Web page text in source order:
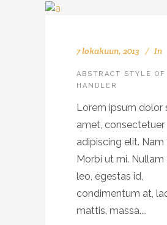
7 lokakuun, 2013 In
ABSTRACT STYLE OF
HANDLER
Lorem ipsum dolor
amet, consectetuer
adipiscing elit. Nam
Morbi ut mi. Nullam
leo, egestas id,
condimentum at,
mattis, massa....